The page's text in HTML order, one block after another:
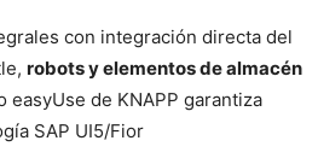
con integración directa del
robots y elementos de almacén
de KNAPP garantiza
SAP UI5/Fior